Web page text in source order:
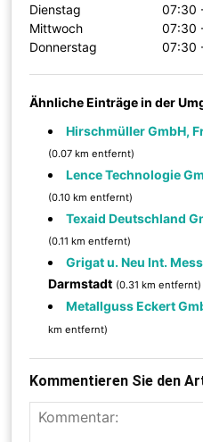
Dienstag
07:30
Mittwoch
07:30
Donnerstag
07:30
Ähnliche Einträge in der
Hirschmüller GmbH,
(0.07 km entfernt)
Lence Technologie
(0.10 km entfernt)
Texaid Deutschland
(0.11 km entfernt)
Grigat u. Neu Int.
Darmstadt (0.31 km entfernt)
Metallguss Eckert
km entfernt)
Kommentieren Sie den